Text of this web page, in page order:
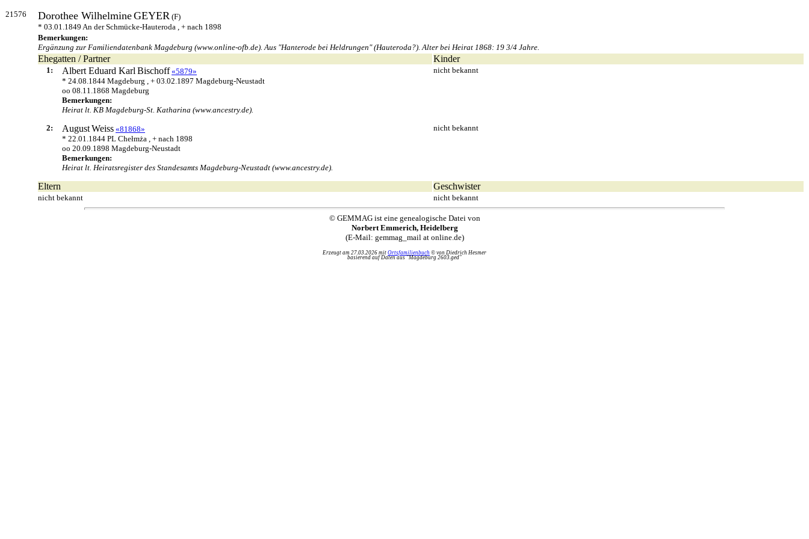
21576 Dorothee WilhelmineGEYER (F)
* 03.01.1849 An der Schmücke-Hauteroda , + nach 1898
Bemerkungen:
Ergänzung zur Familiendatenbank Magdeburg (www.online-ofb.de). Aus "Hanterode bei Heldrungen" (Hauteroda?). Alter bei Heirat 1868: 19 3/4 Jahre.
Ehegatten / Partner Kinder
1: Albert Eduard Karl Bischoff «5879»
* 24.08.1844 Magdeburg , + 03.02.1897 Magdeburg-Neustadt
oo 08.11.1868 Magdeburg
Bemerkungen:
Heirat lt. KB Magdeburg-St. Katharina (www.ancestry.de).
nicht bekannt
2: AugustWeiss «81868»
* 22.01.1844 PL Chełmża , + nach 1898
oo 20.09.1898 Magdeburg-Neustadt
Bemerkungen:
Heirat lt. Heiratsregister des Standesamts Magdeburg-Neustadt (www.ancestry.de).
nicht bekannt
Eltern Geschwister
nicht bekannt nicht bekannt
© GEMMAG ist eine genealogische Datei von
Norbert Emmerich, Heidelberg
(E-Mail: gemmag_mail at online.de)
Erzeugt am 27.03.2026 mit Ortsfamilienbuch © von Diedrich Hesmer
basierend auf Daten aus "Magdeburg 2603.ged"